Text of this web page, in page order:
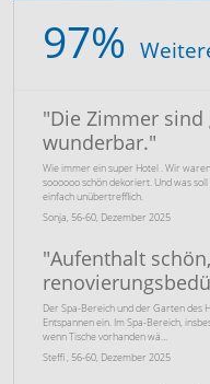
97%
"Die Zimmer
wunderbar."
Wie immer ein super Hotel . Wir
soooooo schön dekoriert. Und was
einfach unübertrefflich.
Sonja, 56-60, Dezember 2025
"Aufenthalt
Der Spa-Bereich und der Garten des
Entspannen ein. Im Spa-Bereich,
wenn Tische vorhanden wä...
Steffi , 56-60, Dezember 2025